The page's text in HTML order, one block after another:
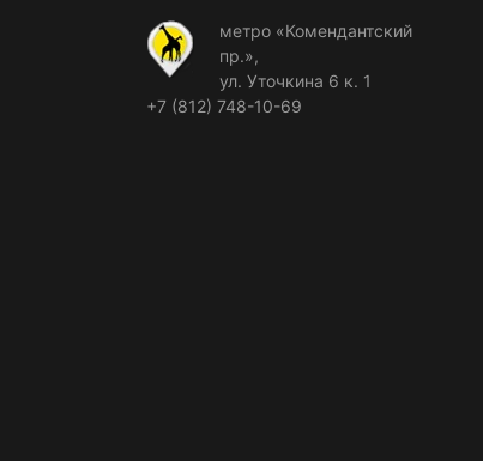
метро «Комендантский
пр.»,
ул. Уточкина 6 к. 1
+7 (812) 748-10-69